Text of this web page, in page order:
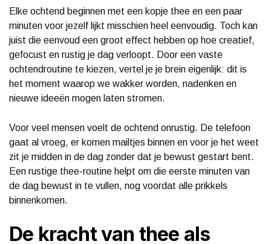
Elke ochtend beginnen met een kopje thee en een paar
minuten voor jezelf lijkt misschien heel eenvoudig. Toch kan
juist die eenvoud een groot effect hebben op hoe creatief,
gefocust en rustig je dag verloopt. Door een vaste
ochtendroutine te kiezen, vertel je je brein eigenlijk: dit is
het moment waarop we wakker worden, nadenken en
nieuwe ideeën mogen laten stromen.
Voor veel mensen voelt de ochtend onrustig. De telefoon
gaat al vroeg, er komen mailtjes binnen en voor je het weet
zit je midden in de dag zonder dat je bewust gestart bent.
Een rustige thee-routine helpt om die eerste minuten van
de dag bewust in te vullen, nog voordat alle prikkels
binnenkomen.
De kracht van thee als